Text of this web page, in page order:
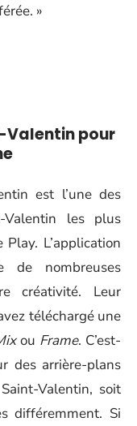
»
Valentin pour
est l’une des
les plus
L’application
nombreuses
créativité. Leur
téléchargé une
ou Frame. C’est-
des arrière-plans
Valentin, soit
différemment. Si